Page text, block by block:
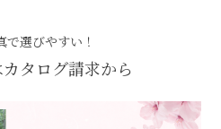
で選びやすい！
タログ請求から